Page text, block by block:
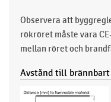
Observera att
rökröret måste vara
mellan röret och
Avstånd till